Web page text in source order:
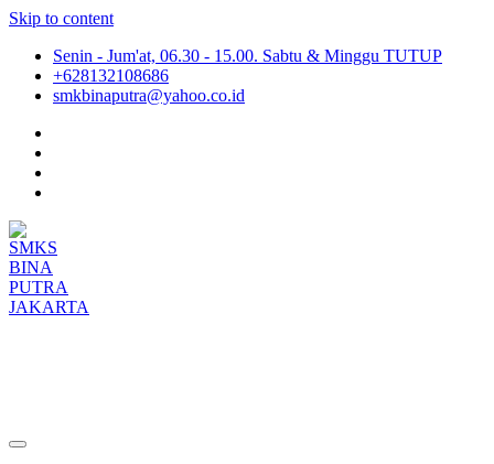
Skip to content
Senin - Jum'at, 06.30 - 15.00. Sabtu & Minggu TUTUP
+628132108686
smkbinaputra@yahoo.co.id